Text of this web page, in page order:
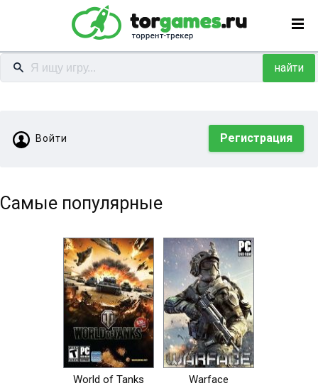
найти
Войти Регистрация
Самые популярные
World of Tanks Warface